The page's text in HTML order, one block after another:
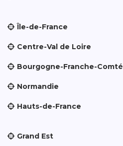
Île-de-France
Centre-Val de Loire
Bourgogne-Franche-Comté
Normandie
Hauts-de-France
Grand Est